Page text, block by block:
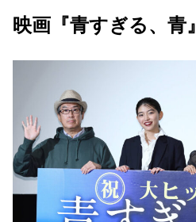
映画『青すぎる、青』